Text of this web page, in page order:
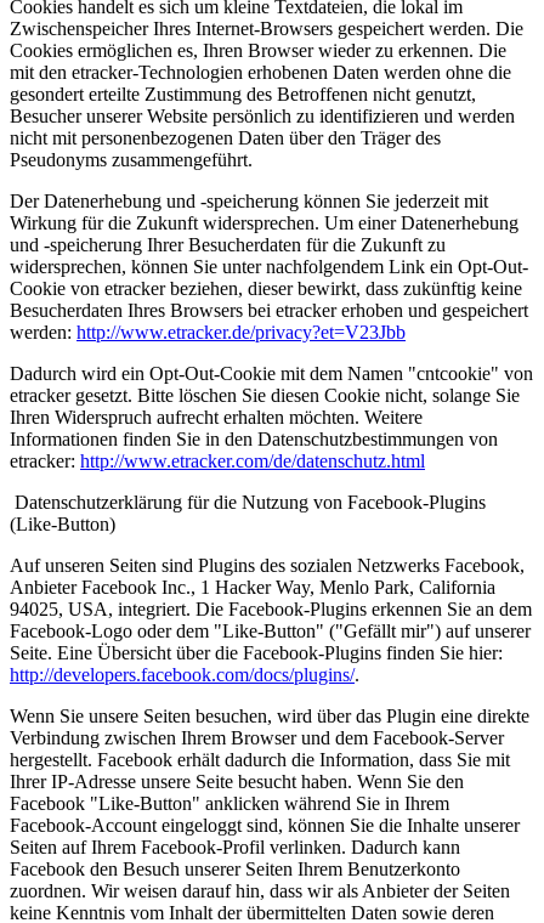
Cookies handelt es sich um kleine Textdateien, die lokal im
Zwischenspeicher Ihres Internet-Browsers gespeichert werden. Die
Cookies ermöglichen es, Ihren Browser wieder zu erkennen. Die
mit den etracker-Technologien erhobenen Daten werden ohne die
gesondert erteilte Zustimmung des Betroffenen nicht genutzt,
Besucher unserer Website persönlich zu identifizieren und werden
nicht mit personenbezogenen Daten über den Träger des
Pseudonyms zusammengeführt.
Der Datenerhebung und -speicherung können Sie jederzeit mit
Wirkung für die Zukunft widersprechen. Um einer Datenerhebung
und -speicherung Ihrer Besucherdaten für die Zukunft zu
widersprechen, können Sie unter nachfolgendem Link ein Opt-Out-
Cookie von etracker beziehen, dieser bewirkt, dass zukünftig keine
Besucherdaten Ihres Browsers bei etracker erhoben und gespeichert
werden: http://www.etracker.de/privacy?et=V23Jbb
Dadurch wird ein Opt-Out-Cookie mit dem Namen "cntcookie" von
etracker gesetzt. Bitte löschen Sie diesen Cookie nicht, solange Sie
Ihren Widerspruch aufrecht erhalten möchten. Weitere
Informationen finden Sie in den Datenschutzbestimmungen von
etracker: http://www.etracker.com/de/datenschutz.html
Datenschutzerklärung für die Nutzung von Facebook-Plugins
(Like-Button)
Auf unseren Seiten sind Plugins des sozialen Netzwerks Facebook,
Anbieter Facebook Inc., 1 Hacker Way, Menlo Park, California
94025, USA, integriert. Die Facebook-Plugins erkennen Sie an dem
Facebook-Logo oder dem "Like-Button" ("Gefällt mir") auf unserer
Seite. Eine Übersicht über die Facebook-Plugins finden Sie hier:
http://developers.facebook.com/docs/plugins/.
Wenn Sie unsere Seiten besuchen, wird über das Plugin eine direkte
Verbindung zwischen Ihrem Browser und dem Facebook-Server
hergestellt. Facebook erhält dadurch die Information, dass Sie mit
Ihrer IP-Adresse unsere Seite besucht haben. Wenn Sie den
Facebook "Like-Button" anklicken während Sie in Ihrem
Facebook-Account eingeloggt sind, können Sie die Inhalte unserer
Seiten auf Ihrem Facebook-Profil verlinken. Dadurch kann
Facebook den Besuch unserer Seiten Ihrem Benutzerkonto
zuordnen. Wir weisen darauf hin, dass wir als Anbieter der Seiten
keine Kenntnis vom Inhalt der übermittelten Daten sowie deren